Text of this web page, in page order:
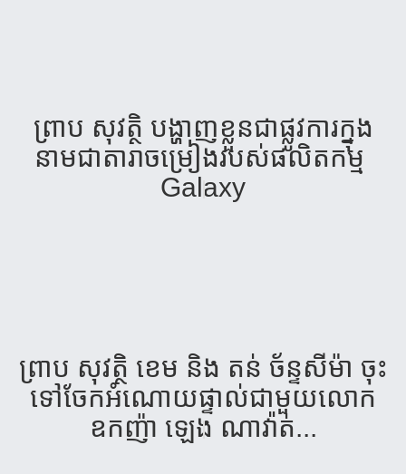
ព្រាប​ សុវត្ថិ បង្ហាញ​​ខ្លួន​ជា​ផ្លូវការ​​ក្នុង​
នាម​ជា​តារា​ចម្រៀង​របស់​ផលិត​កម្ម ​
Galaxy​
ព្រាប ​សុវត្ថិ ​ខេម​ និង​ តន់ ​ច័ន្ទ​​សីម៉ា​ ចុះ​
ទៅ​ចែក​អំណោយ​ផ្ទាល់​ជាមួយ​លោក​
ឧកញ៉ា ​ឡេង​ ណា​វ៉ាត់​...